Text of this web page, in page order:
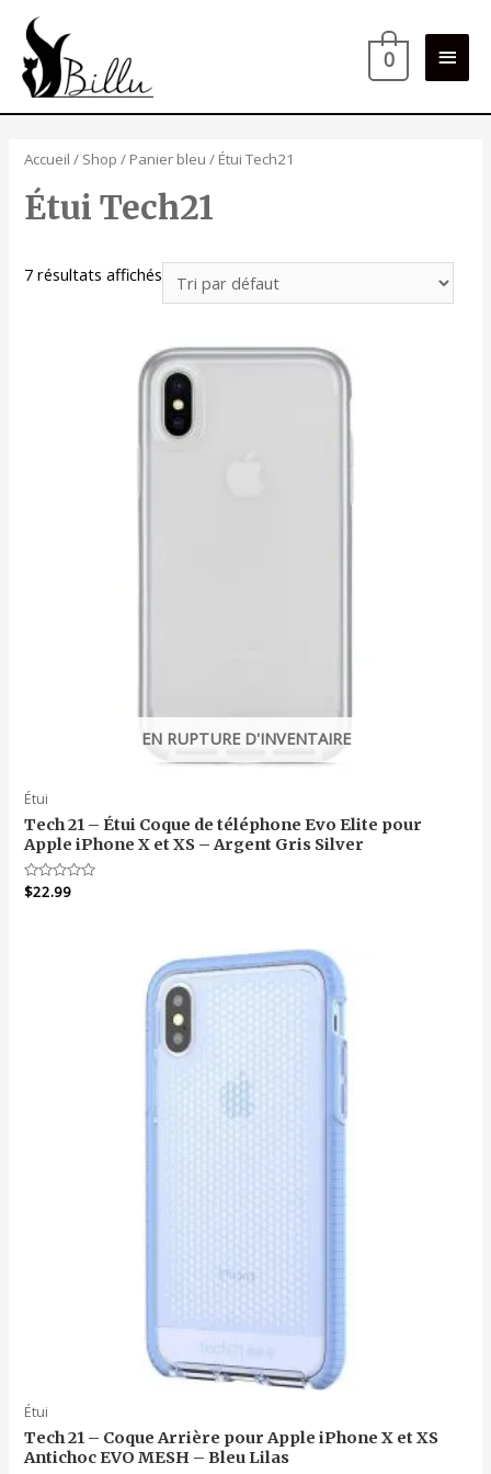
0
Accueil / Shop / Panier bleu / Étui Tech21
Étui Tech21
7 résultats affichés
EN RUPTURE D'INVENTAIRE
Étui
Tech 21 – Étui Coque de téléphone Evo Elite pour
Apple iPhone X et XS – Argent Gris Silver
Note
0
$22.99
Étui
Tech 21 – Coque Arrière pour Apple iPhone X et XS
Antichoc EVO MESH – Bleu Lilas